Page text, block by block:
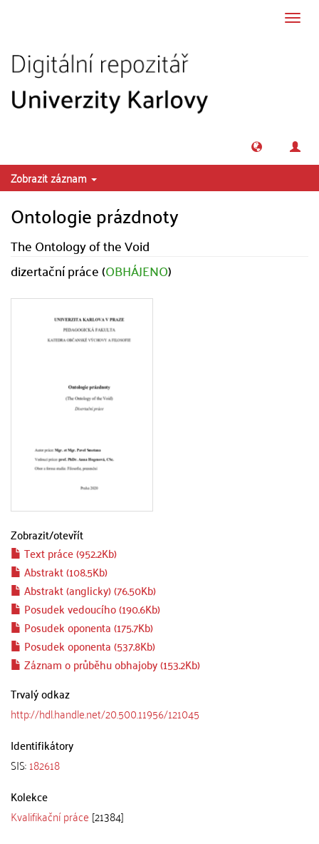
Zobrazit záznam
Ontologie prázdnoty
The Ontology of the Void
dizertační práce (OBHÁJENO)
Zobrazit/otevřít
Text práce (952.2Kb)
Abstrakt (108.5Kb)
Abstrakt (anglicky) (76.50Kb)
Posudek vedoucího (190.6Kb)
Posudek oponenta (175.7Kb)
Posudek oponenta (537.8Kb)
Záznam o průběhu obhajoby (153.2Kb)
Trvalý odkaz
http://hdl.handle.net/20.500.11956/121045
Identifikátory
SIS:182618
Kolekce
Kvalifikační práce [21384]